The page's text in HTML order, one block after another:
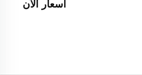
أسعار الآن